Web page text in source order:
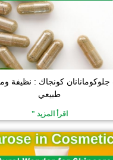
كونجاك : نظيفة
طبيعي
اقرأ المزيد "